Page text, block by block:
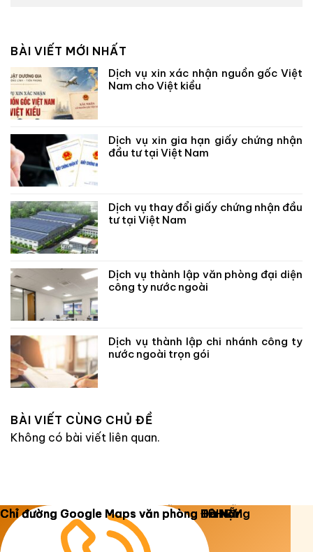
BÀI VIẾT MỚI NHẤT
Dịch vụ xin xác nhận nguồn gốc Việt
Nam cho Việt kiều
Dịch vụ xin gia hạn giấy chứng nhận
đầu tư tại Việt Nam
Dịch vụ thay đổi giấy chứng nhận đầu
tư tại Việt Nam
Dịch vụ thành lập văn phòng đại diện
công ty nước ngoài
Dịch vụ thành lập chi nhánh công ty
nước ngoài trọn gói
BÀI VIẾT CÙNG CHỦ ĐỀ
Không có bài viết liên quan.
Copyright 2026 © Luật Dương Gia